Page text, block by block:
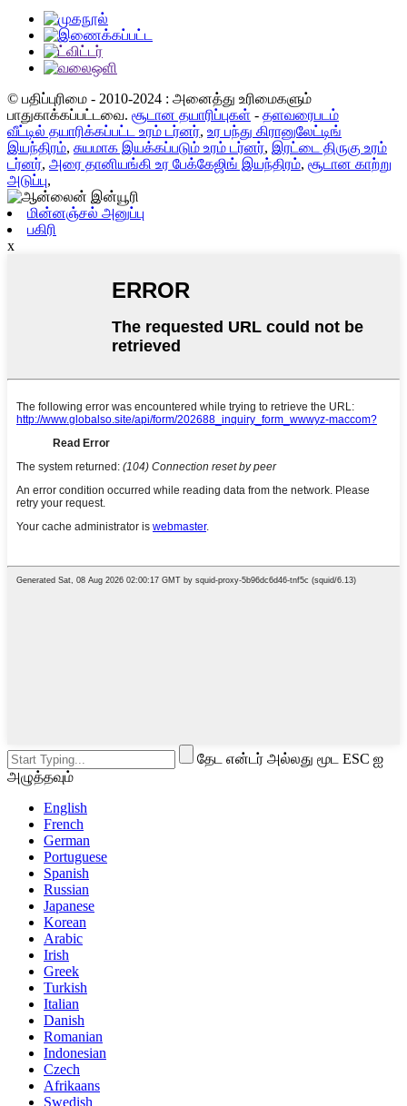
© பதிப்புரிமை - 2010-2024 : அனைத்து உரிமைகளும்
பாதுகாக்கப்பட்டவை. சூடான தயாரிப்புகள் - தளவரைபடம்
வீட்டில் தயாரிக்கப்பட்ட உரம் டர்னர், உர பந்து கிரானுலேட்டிங்
இயந்திரம், சுயமாக இயக்கப்படும் உரம் டர்னர், இரட்டை திருகு உரம்
டர்னர், அரை தானியங்கி உர பேக்கேஜிங் இயந்திரம், சூடான காற்று
அடுப்பு,
மின்னஞ்சல் அனுப்பு
பகிரி
x
தேட என்டர் அல்லது மூட ESC ஐ
அழுத்தவும்
English
French
German
Portuguese
Spanish
Russian
Japanese
Korean
Arabic
Irish
Greek
Turkish
Italian
Danish
Romanian
Indonesian
Czech
Afrikaans
Swedish